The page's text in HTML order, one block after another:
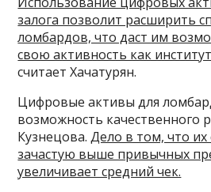
залога позволит расширить
ломбардов, что даст им
свою активность как
считает Хачатурян.
Цифровые активы для
возможность качественного
Кузнецова.Дело в том, что их
зачастую выше привычных
увеличивает средний чек.